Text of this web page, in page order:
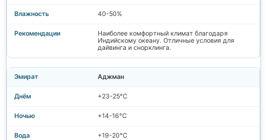
40-50%
Наиболее комфортный климат благодаря
Индийскому океану. Отличные условия для
дайвинга и снорклинга.
Аджман
+23-25°C
+14-16°C
+19-20°C